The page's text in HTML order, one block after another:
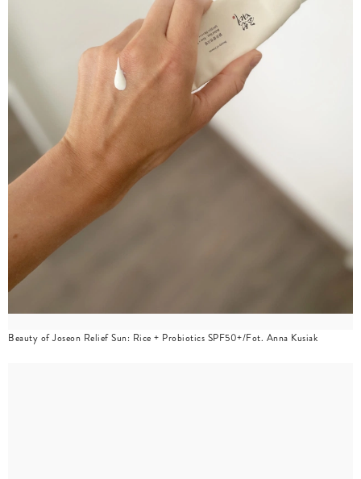
Beauty of Joseon Relief Sun: Rice + Probiotics SPF50+/Fot. Anna Kusiak